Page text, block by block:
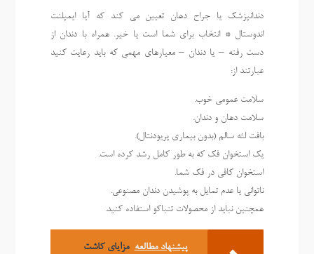
دندانپزشک یا جراح دهان تعیین می کند که آیا ایمپلنت
اندوستال * انتخاب برای شما است یا خیر. همراه با دندان از
دست رفته – یا دندان – معیارهای مهمی که باید رعایت کنید
عبارتند از:
سلامت عمومی خوب.
سلامت دهان و دندان.
بافت لثه سالم (بدون بیماری پریودنتال).
یک استخوان فک که به طور کامل رشد کرده است.
استخوان کافی در فک شما.
ناتوانی یا عدم تمایل به پوشیدن دندان مصنوعی.
همچنین نباید از محصولات تنباکو استفاده کنید.
پیشنهاد مطالعه مزایای کاشت